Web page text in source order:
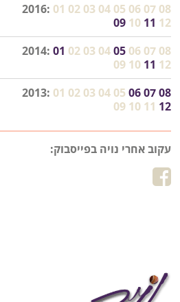
2016: 01 02 03 04 05 06 07 08
09 10 11 12
2014: 01 02 03 04 05 06 07 08
09 10 11 12
2013: 01 02 03 04 05 06 07 08
09 10 11 12
עקוב אחרי נויה בפייסבוק: